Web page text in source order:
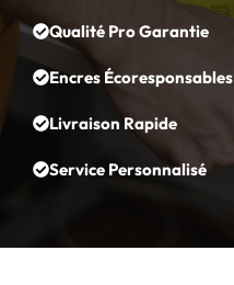
Qualité Pro Garantie
Encres Écoresponsables
Livraison Rapide
Service Personnalisé